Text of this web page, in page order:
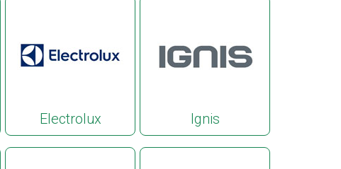
Electrolux Ignis